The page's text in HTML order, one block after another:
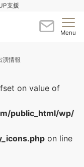
支援
Menu
演情報
on value of
public_html/wp/
on line